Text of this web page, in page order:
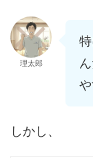
理太郎
しかし、